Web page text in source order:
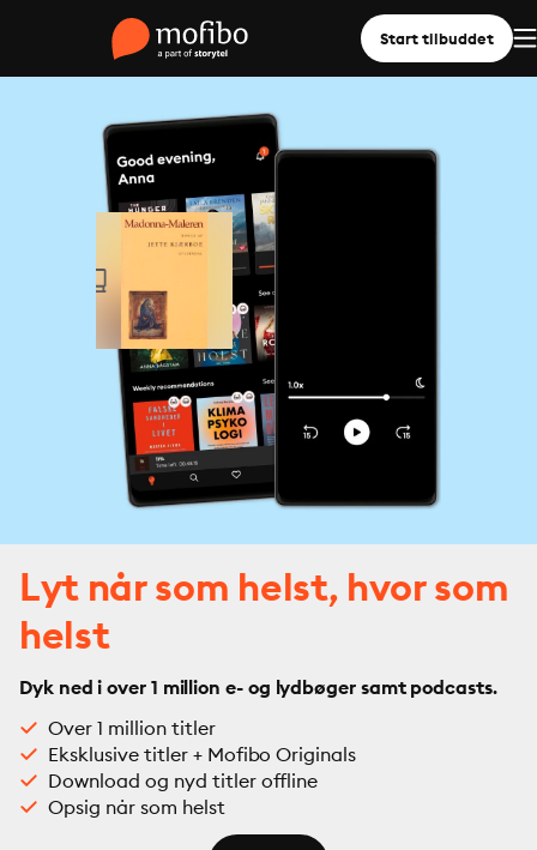
Start tilbuddet
Lyt når som helst, hvor som
helst
Dyk ned i over 1 million e- og lydbøger samt podcasts.
Over 1 million titler
Eksklusive titler + Mofibo Originals
Download og nyd titler offline
Opsig når som helst